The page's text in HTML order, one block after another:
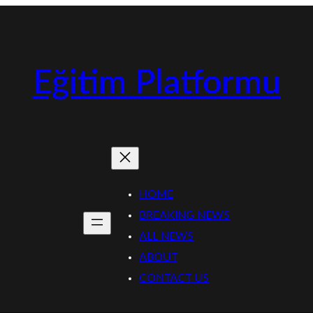
Eğitim Platformu
HOME
BREAKING NEWS
ALL NEWS
ABOUT
CONTACT US